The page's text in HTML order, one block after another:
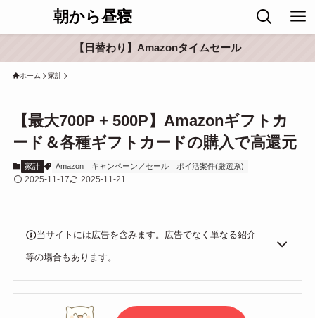
朝から昼寝
【日替わり】Amazonタイムセール
ホーム 家計
【最大700P + 500P】Amazonギフトカ
ード＆各種ギフトカードの購入で高還元
家計 Amazon キャンペーン／セール ポイ活案件(厳選系)
2025-11-17 2025-11-21
当サイトには広告を含みます。広告でなく単なる紹介
等の場合もあります。